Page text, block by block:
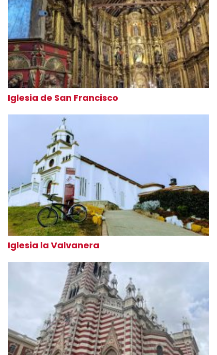
Iglesia de San Francisco
Iglesia la Valvanera